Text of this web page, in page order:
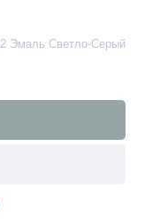
Эмаль Светло-Серый